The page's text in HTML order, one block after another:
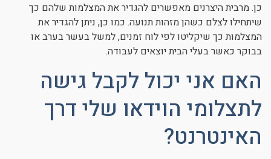
כן. מרבית היצרנים מאפשרים להגדיר את המצלמות שלהם כך
שיתחילו לצלם כשהן מזהות תנועה. כמו כן, ניתן להגדיר את
המצלמות כך שיקליטו לפי לוח זמנים, למשל בעשר בערב או
בבוקר כאשר בעלי הבית יוצאים לעבודה.
האם אני יכול לקבל גישה
לתצלומי הוידאו שלי דרך
האינטרנט?